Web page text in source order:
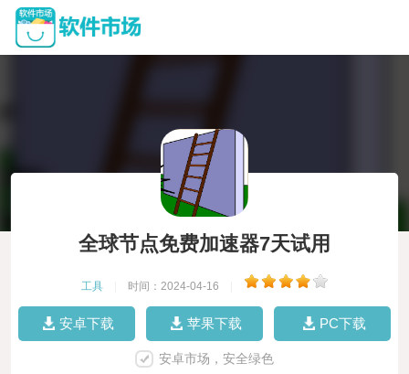
全球节点免费加速器7天试用
工具 时间：2024-04-16
安卓下载 苹果下载 PC下载
安卓市场，安全绿色